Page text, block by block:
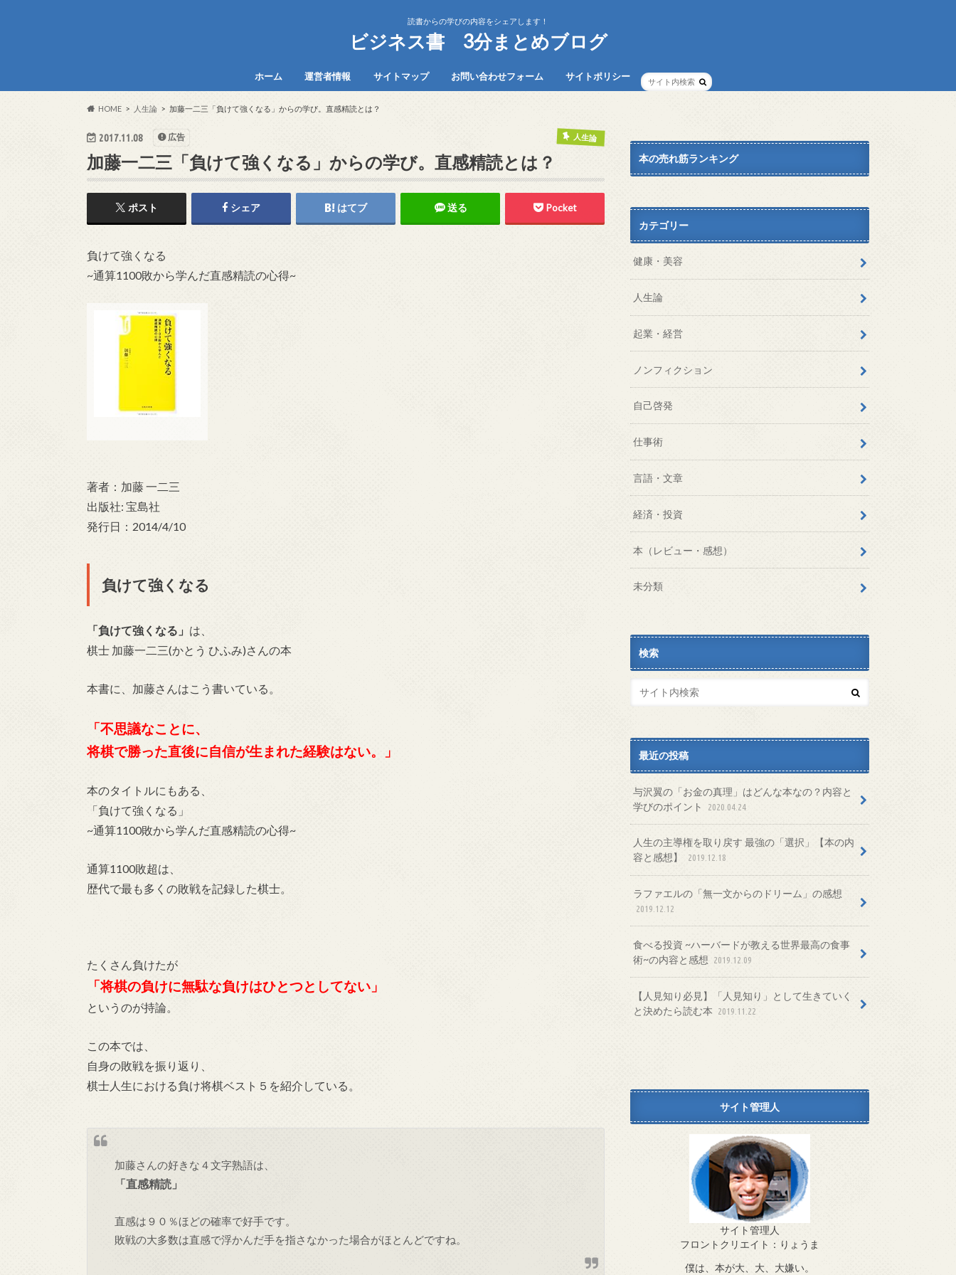
読書からの学びの内容をシェアします！
ビジネス書 3分まとめブログ
ホーム 運営者情報 サイトマップ お問い合わせフォーム サイトポリシー
HOME 人生論 加藤一二三「負けて強くなる」からの学び。直感精読とは？
2017.11.08 人生論
広告
加藤一二三「負けて強くなる」からの学び。直感精読とは？
ポスト シェア はてブ 送る Pocket
負けて強くなる
~通算1100敗から学んだ直感精読の心得~
著者：加藤 一二三
出版社: 宝島社
発行日：2014/4/10
負けて強くなる
「負けて強くなる」 は、
棋士 加藤一二三(かとう ひふみ)さんの本
本書に、加藤さんはこう書いている。
「不思議なことに、
将棋で勝った直後に自信が生まれた経験はない。」
本のタイトルにもある、
「負けて強くなる」
~通算1100敗から学んだ直感精読の心得~
通算1100敗超は、
歴代で最も多くの敗戦を記録した棋士。
たくさん負けたが
「将棋の負けに無駄な負けはひとつとしてない」
というのが持論。
この本では、
自身の敗戦を振り返り、
棋士人生における負け将棋ベスト５を紹介している。
加藤さんの好きな４文字熟語は、
「直感精読」
直感は９０％ほどの確率で好手です。
敗戦の大多数は直感で浮かんだ手を指さなかった場合がほとんどですね。
本の売れ筋ランキング
カテゴリー
健康・美容
人生論
起業・経営
ノンフィクション
自己啓発
仕事術
言語・文章
経済・投資
本（レビュー・感想）
未分類
検索
最近の投稿
与沢翼の「お金の真理」はどんな本なの？内容と
学びのポイント
2020.04.24
人生の主導権を取り戻す 最強の「選択」【本の内
容と感想】
2019.12.18
ラファエルの「無一文からのドリーム」の感想
2019.12.12
食べる投資 ~ハーバードが教える世界最高の食事
術~の内容と感想
2019.12.09
【人見知り必見】「人見知り」として生きていく
と決めたら読む本
2019.11.22
サイト管理人
サイト管理人
フロントクリエイト：りょうま
僕は、本が大、大、大嫌い。